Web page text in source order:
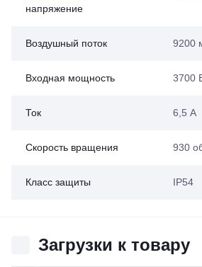
напряжение
Воздушный поток 9200
Входная мощность 3700
Ток 6,5 А
Скорость вращения 930
Класс защиты IP54
Загрузки к товару